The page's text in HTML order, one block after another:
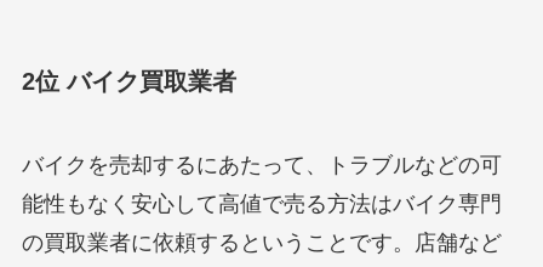
2位 バイク買取業者
バイクを売却するにあたって、トラブルなどの可
能性もなく安心して高値で売る方法はバイク専門
の買取業者に依頼するということです。店舗など